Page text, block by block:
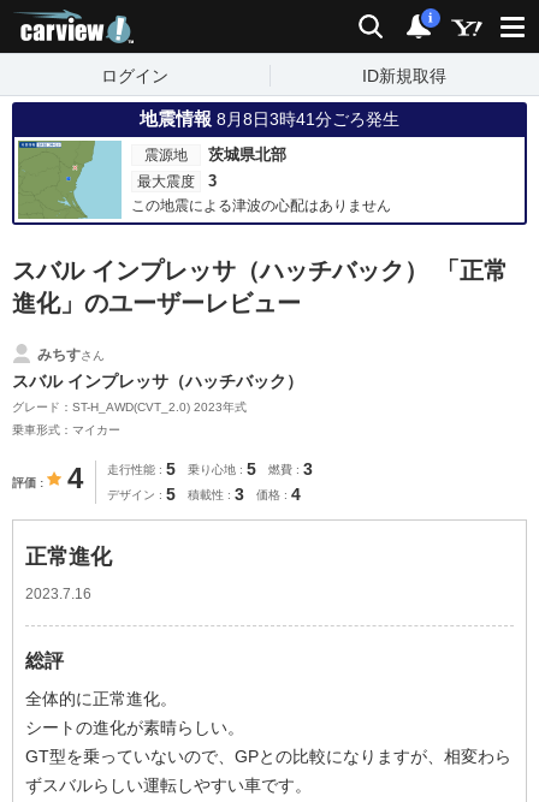
検索 通知
i
ログイン ID新規取得
地震情報 8月8日3時41分ごろ発生
震源地 茨城県北部
最大震度 3
この地震による津波の心配はありません
スバル インプレッサ（ハッチバック） 「正常
進化」のユーザーレビュー
みちすさん
スバル インプレッサ（ハッチバック）
グレード：ST-H_AWD(CVT_2.0) 2023年式
乗車形式：マイカー
評価 4 走行性能 5 乗り心地 5 燃費 3
デザイン 5 積載性 3 価格 4
正常進化
2023.7.16
総評
全体的に正常進化。
シートの進化が素晴らしい。
GT型を乗っていないので、GPとの比較になりますが、相変わら
ずスバルらしい運転しやすい車です。